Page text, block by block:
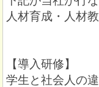
人材育成・人材
【導入研修】
学生と社会人の